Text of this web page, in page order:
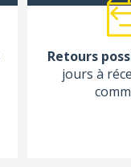
Retours
jours à